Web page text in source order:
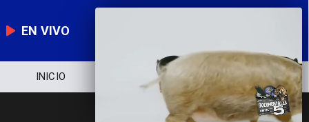
EN VIVO
INICIO NOTICIERO POLÍTICA